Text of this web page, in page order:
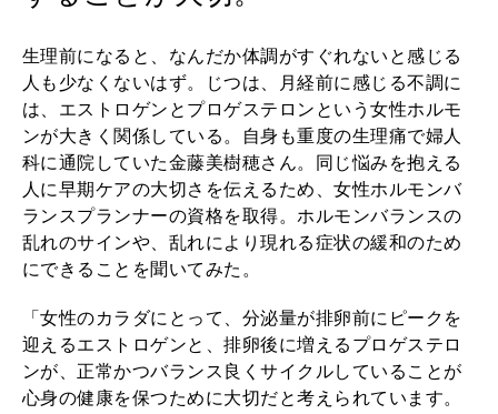
生理前になると、なんだか体調がすぐれないと感じる
人も少なくないはず。じつは、月経前に感じる不調に
は、エストロゲンとプロゲステロンという女性ホルモ
ンが大きく関係している。自身も重度の生理痛で婦人
科に通院していた金藤美樹穂さん。同じ悩みを抱える
人に早期ケアの大切さを伝えるため、女性ホルモンバ
ランスプランナーの資格を取得。ホルモンバランスの
乱れのサインや、乱れにより現れる症状の緩和のため
にできることを聞いてみた。
「女性のカラダにとって、分泌量が排卵前にピークを
迎えるエストロゲンと、排卵後に増えるプロゲステロ
ンが、正常かつバランス良くサイクルしていることが
心身の健康を保つために大切だと考えられています。